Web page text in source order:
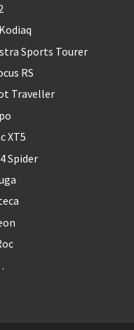
Sports Tourer
RS
Traveller
XT5
Spider